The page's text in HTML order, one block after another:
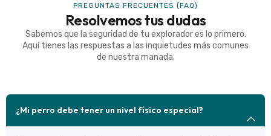
PREGUNTAS FRECUENTES (FAQ)
Resolvemos tus dudas
Sabemos que la seguridad de tu explorador es lo primero.
Aquí tienes las respuestas a las inquietudes más comunes
de nuestra manada.
¿Mi perro debe tener un nivel físico especial?